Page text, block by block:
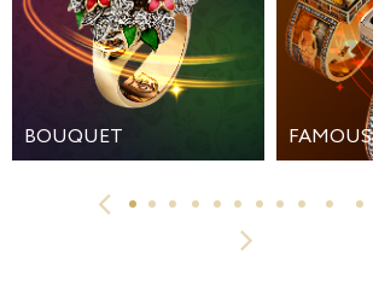
BOUQUET FAMOUS
1 2 3 4 5 6 7 8 9 10 11